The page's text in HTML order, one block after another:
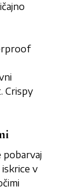
Crispy
pobarvaj
v